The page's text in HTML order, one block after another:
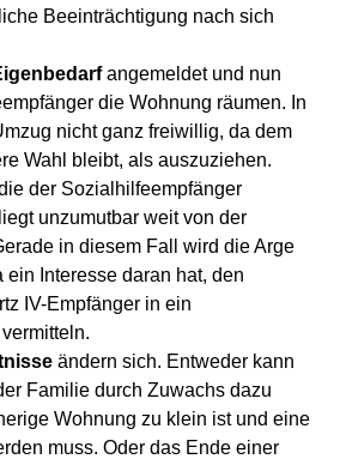
Beeinträchtigung nach sich
angemeldet und nun
die Wohnung räumen. In
nicht ganz freiwillig, da dem
Wahl bleibt, als auszuziehen.
der Sozialhilfeempfänger
unzumutbar weit von der
in diesem Fall wird die Arge
ein Interesse daran hat, den
IV-Empfänger in ein
ändern sich. Entweder kann
Familie durch Zuwachs dazu
Wohnung zu klein ist und eine
muss. Oder das Ende einer